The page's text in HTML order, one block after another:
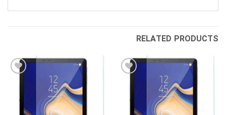
RELATED PRODUCTS
مندی مندی